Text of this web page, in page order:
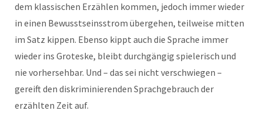
dem klassischen Erzählen kommen, jedoch immer wieder
in einen Bewusstseinsstrom übergehen, teilweise mitten
im Satz kippen. Ebenso kippt auch die Sprache immer
wieder ins Groteske, bleibt durchgängig spielerisch und
nie vorhersehbar. Und – das sei nicht verschwiegen –
gereift den diskriminierenden Sprachgebrauch der
erzählten Zeit auf.